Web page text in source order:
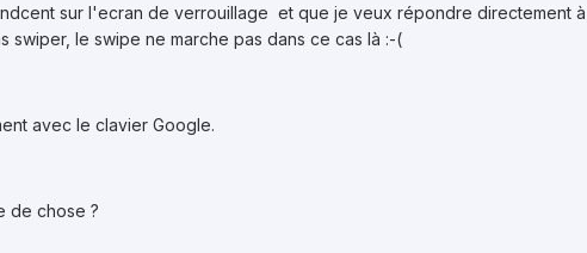
sur l'ecran de verrouillage et que je veux répondre directement
swiper, le swipe ne marche pas dans ce cas là :-(
avec le clavier Google.
de chose ?